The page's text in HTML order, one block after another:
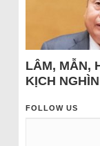
LÂM, MẪN,
KỊCH
FOLLOW US